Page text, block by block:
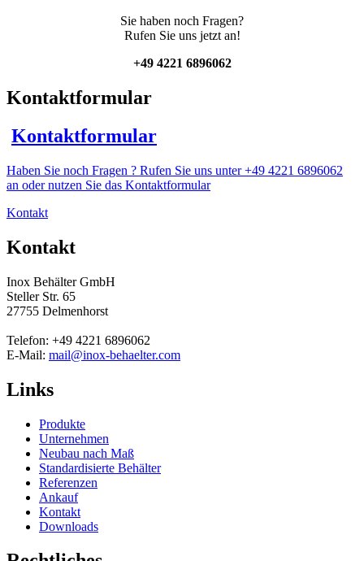
Sie haben noch Fragen?
Rufen Sie uns jetzt an!
+49 4221 6896062
Kontaktformular
Kontaktformular
Haben Sie noch Fragen ? Rufen Sie uns unter +49 4221 6896062
an oder nutzen Sie das Kontaktformular
Kontakt
Kontakt
Inox Behälter GmbH
Steller Str. 65
27755 Delmenhorst
Telefon: +49 4221 6896062
E-Mail: mail@inox-behaelter.com
Links
Produkte
Unternehmen
Neubau nach Maß
Standardisierte Behälter
Referenzen
Ankauf
Kontakt
Downloads